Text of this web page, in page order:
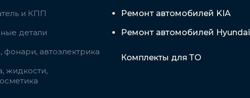
и КПП
детали
автоэлектрика
жидкости,
Ремонт автомобилей KIA
Ремонт автомобилей Hyundai
Комплекты для ТО